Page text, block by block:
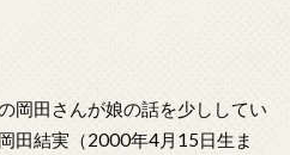
岡田さんが娘の話を少ししてい
田結実（2000年4月15日生ま